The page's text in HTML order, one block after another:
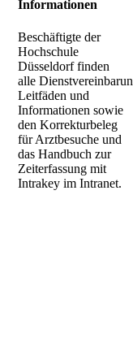
Informationen
Beschäftigte der
Hochschule
Düsseldorf finden
alle
Leitfäden und
Informationen sowie
den Korrekturbeleg
für Arztbesuche und
das Handbuch zur
Zeiterfassung mit
Intrakey im Intranet.